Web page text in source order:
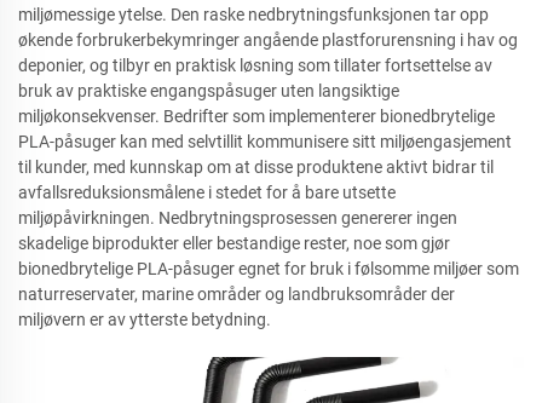
miljømessige ytelse. Den raske nedbrytningsfunksjonen tar opp
økende forbrukerbekymringer angående plastforurensning i hav og
deponier, og tilbyr en praktisk løsning som tillater fortsettelse av
bruk av praktiske engangspåsuger uten langsiktige
miljøkonsekvenser. Bedrifter som implementerer bionedbrytelige
PLA-påsuger kan med selvtillit kommunisere sitt miljøengasjement
til kunder, med kunnskap om at disse produktene aktivt bidrar til
avfallsreduksionsmålene i stedet for å bare utsette
miljøpåvirkningen. Nedbrytningsprosessen genererer ingen
skadelige biprodukter eller bestandige rester, noe som gjør
bionedbrytelige PLA-påsuger egnet for bruk i følsomme miljøer som
naturreservater, marine områder og landbruksområder der
miljøvern er av ytterste betydning.